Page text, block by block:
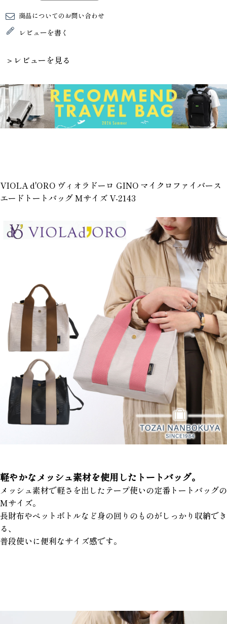
商品についてのお問い合わせ
レビューを書く
＞レビューを見る
VIOLA d'ORO ヴィオラドーロ GINO マイクロファイバース
エードトートバッグ Mサイズ V-2143
軽やかなメッシュ素材を使用したトートバッグ。
メッシュ素材で軽さを出したテープ使いの定番トートバッグの
Mサイズ。
長財布やペットボトルなど身の回りのものがしっかり収納でき
る、
普段使いに便利なサイズ感です。